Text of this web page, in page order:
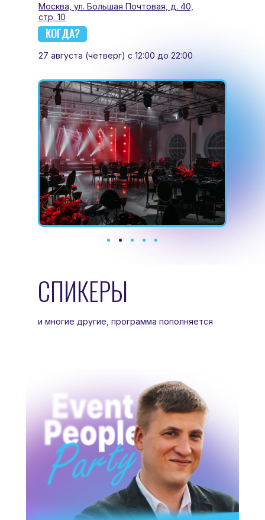
Москва, ул. Большая Почтовая, д. 40,
стр. 10
КОГДА?
27 августа (четверг) с 12:00 до 22:00
и многие другие, программа пополняется
СПИКЕРЫ